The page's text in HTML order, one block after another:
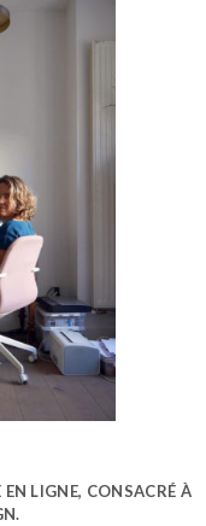
LIGNE, CONSACRÉ À